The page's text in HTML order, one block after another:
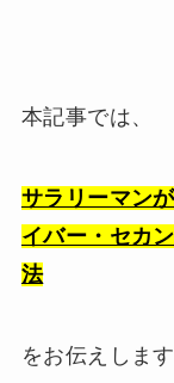
本記事では、
サラリーマン
イバー・セカ
法
をお伝えします